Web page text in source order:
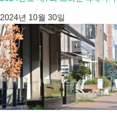
2024년 10월 30일